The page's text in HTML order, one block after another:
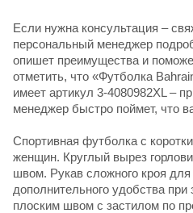
Если нужна консультация –
персональный менеджер
опишет преимущества и
отметить, что «Футболка
имеет артикул 3-4080982XL –
менеджер быстро поймет, что
Спортивная футболка с
женщин. Круглый вырез
швом. Рукав сложного кроя для
дополнительного удобства
плоским швом с застилом по